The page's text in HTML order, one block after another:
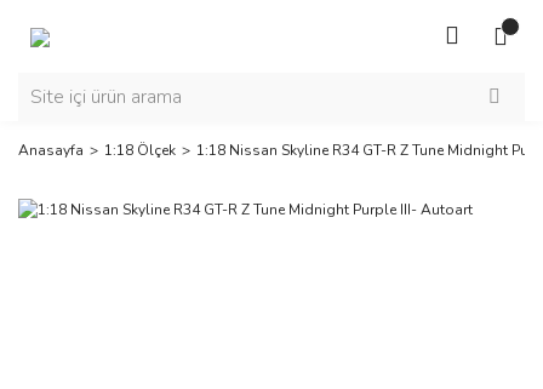
Anasayfa 1:18 Ölçek 1:18 Nissan Skyline R34 GT-R Z Tune Midnight